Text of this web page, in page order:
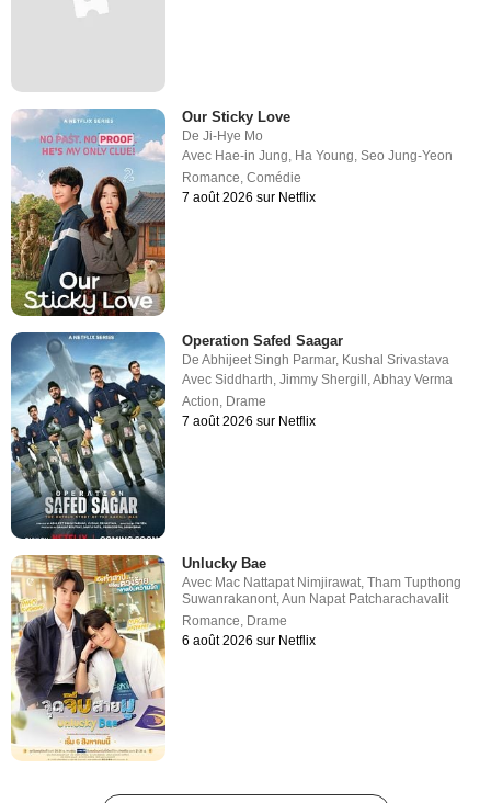
Our Sticky Love
DeJi-Hye Mo
Avec Hae-in Jung, Ha Young,Seo Jung-Yeon
Romance,Comédie
7 août 2026 sur Netflix
Operation Safed Saagar
DeAbhijeet Singh Parmar, Kushal Srivastava
AvecSiddharth ,Jimmy Shergill ,Abhay Verma
Action Drame
7 août 2026 sur Netflix
Unlucky Bae
Avec Mac Nattapat Nimjirawat,Tham Tupthong
Suwanrakanont,Aun Napat Patcharachavalit
Romance, Drame
6 août 2026 sur Netflix